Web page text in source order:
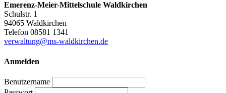
Emerenz-Meier-Mittelschule Waldkirchen
Schulstr. 1
94065 Waldkirchen
Telefon 08581 1341
verwaltung@ms-waldkirchen.de
Anmelden
Benutzername